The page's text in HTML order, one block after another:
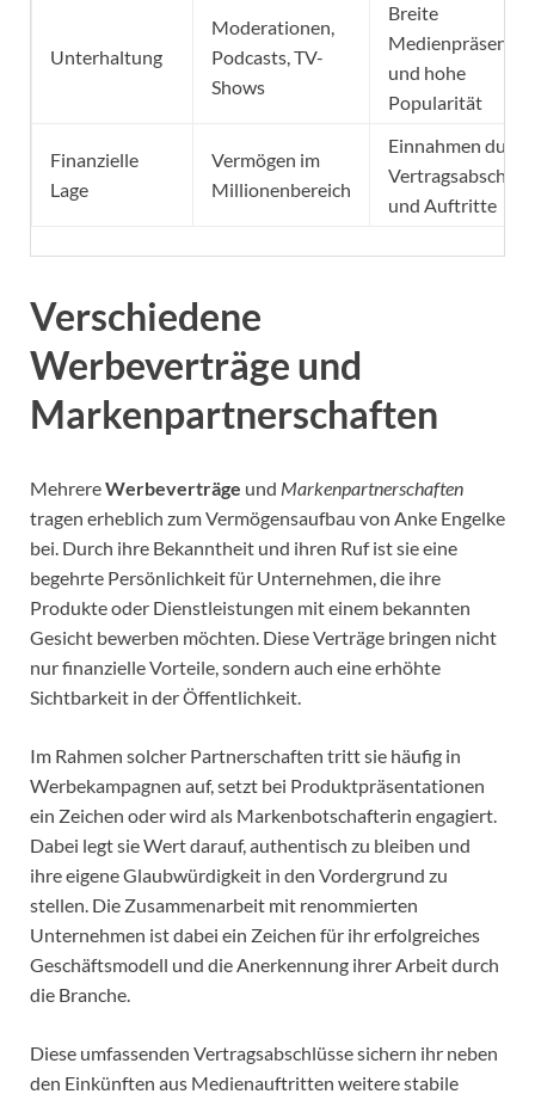
Unterhaltung
Moderationen,
Podcasts, TV-
Shows
Breite
Medienpräsenz
und hohe
Popularität
Finanzielle
Lage
Vermögen im
Millionenbereich
Einnahmen durch
und Auftritte
Verschiedene
Werbeverträge und
Markenpartnerschaften
MehrereWerbeverträge und Markenpartnerschaften
tragen erheblich zum Vermögensaufbau von Anke Engelke
bei. Durch ihre Bekanntheit und ihren Ruf ist sie eine
begehrte Persönlichkeit für Unternehmen, die ihre
Produkte oder Dienstleistungen mit einem bekannten
Gesicht bewerben möchten. Diese Verträge bringen nicht
nur finanzielle Vorteile, sondern auch eine erhöhte
Sichtbarkeit in der Öffentlichkeit.
Im Rahmen solcher Partnerschaften tritt sie häufig in
Werbekampagnen auf, setzt bei Produktpräsentationen
ein Zeichen oder wird als Markenbotschafterin engagiert.
Dabei legt sie Wert darauf, authentisch zu bleiben und
ihre eigene Glaubwürdigkeit in den Vordergrund zu
stellen. Die Zusammenarbeit mit renommierten
Unternehmen ist dabei ein Zeichen für ihr erfolgreiches
Geschäftsmodell und die Anerkennung ihrer Arbeit durch
die Branche.
Diese umfassenden Vertragsabschlüsse sichern ihr neben
den Einkünften aus Medienauftritten weitere stabile